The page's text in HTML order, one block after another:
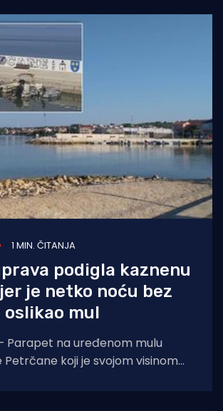
1 MIN. ČITANJA
podigla kaznenu
je netko noću bez
oslikao mul
– Parapet na uređenom mulu
Petrčane koji je svojom visinom